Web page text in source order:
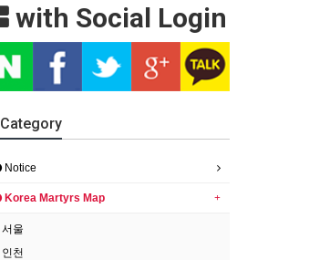
with Social Login
Category
Notice
Korea Martyrs Map
서울
인천